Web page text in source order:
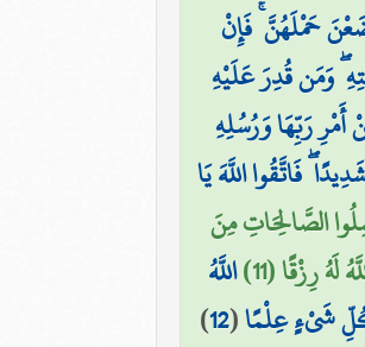
حَمْلَهُنَّ ۚ فَإِنْ
وَمَن قُدِرَ عَلَيْهِ
رَبِّهَا وَرُسُلِهِ
فَاتَّقُوا اللَّهَ يَا
الصَّالِحَاتِ مِنَ
رِزْقًا (11) اللَّهُ
شَيْءٍ عِلْمًا(
12
)